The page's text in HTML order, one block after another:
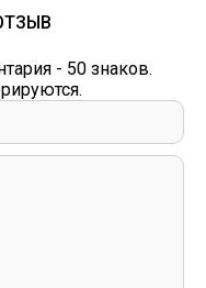
- 50 знаков.